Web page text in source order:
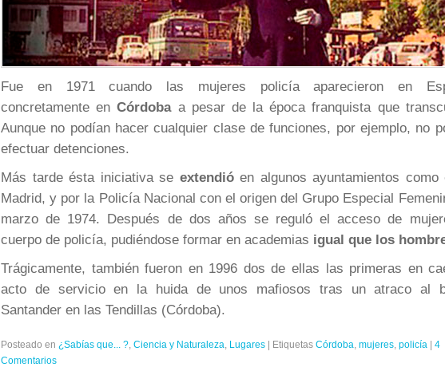
Fue en 1971 cuando las mujeres policía aparecieron en
concretamente enCórdobaa pesar de la época franquista que
Aunque no podían hacer cualquier clase de funciones, por ejemplo, no
efectuar detenciones.
Más tarde ésta iniciativa se extendióen algunos ayuntamientos como
Madrid, y por la Policía Nacional con el origen del Grupo Especial
marzo de 1974. Después de dos años se reguló el acceso de
cuerpo de policía, pudiéndose formar en academias igual que los
Trágicamente, también fueron en 1996 dos de ellas las primeras en
acto de servicio en la huida de unos mafiosos tras un atraco al
Santander en las Tendillas (Córdoba).
Posteado en ¿Sabías que... ?, Ciencia y Naturaleza, Lugares Etiquetas Córdoba, mujeres, policía
4
Comentarios